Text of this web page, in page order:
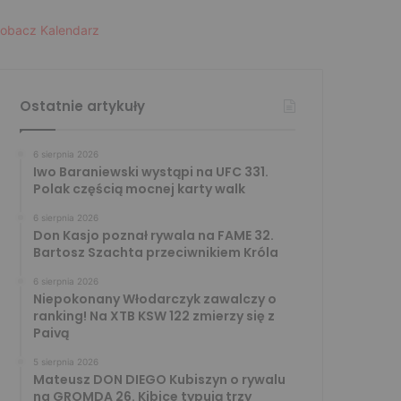
Kalendarz
Ostatnie artykuły
6 sierpnia 2026
Iwo Baraniewski wystąpi na UFC 331.
Polak częścią mocnej karty walk
6 sierpnia 2026
Don Kasjo poznał rywala na FAME 32.
Bartosz Szachta przeciwnikiem Króla
6 sierpnia 2026
Niepokonany Włodarczyk zawalczy o
ranking! Na XTB KSW 122 zmierzy się z
Paivą
5 sierpnia 2026
Mateusz DON DIEGO Kubiszyn o rywalu
na GROMDA 26. Kibice typują trzy